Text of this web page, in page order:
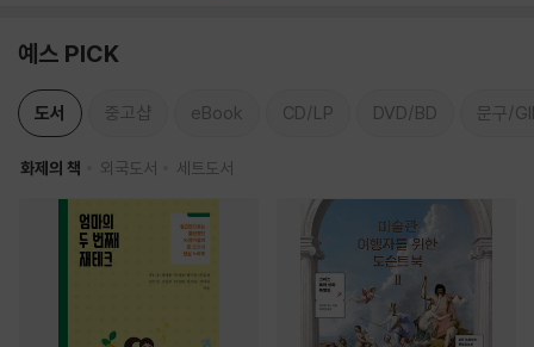
예스 PICK
도서 중고샵 eBook CD/LP DVD/BD 문구/
화제의 책 외국도서 세트도서